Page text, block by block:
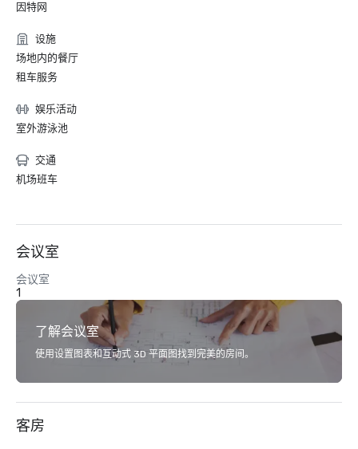
因特网
设施
场地内的餐厅
租车服务
娱乐活动
室外游泳池
交通
机场班车
会议室
会议室
1
了解会议室
使用设置图表和互动式 3D 平面图找到完美的房间。
客房